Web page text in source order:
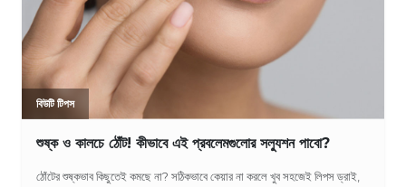
বিউটি টিপস
শুষ্ক ও কালচে ঠোঁট! কীভাবে এই প্রবলেমগুলোর সল্যুশন পাবো?
ঠোঁটের শুষ্কভাব কিছুতেই কমছে না? সঠিকভাবে কেয়ার না করলে খুব সহজেই লিপস ড্রাই,